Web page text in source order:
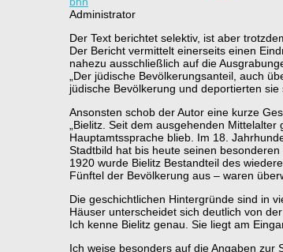
Administrator
Der Text berichtet selektiv, ist aber
Der Bericht vermittelt einerseits einen
nahezu ausschließlich auf die
„Der jüdische Bevölkerungsanteil, auch
jüdische Bevölkerung und deportierten
Ansonsten schob der Autor eine kurze
„Bielitz. Seit dem ausgehenden
Hauptamtssprache blieb. Im 18.
Stadtbild hat bis heute seinen besonderen
1920 wurde Bielitz Bestandteil des
Fünftel der Bevölkerung aus – waren
Die geschichtlichen Hintergründe sind in
Häuser unterscheidet sich deutlich von
Ich kenne Bielitz genau. Sie liegt am
Ich weise besonders auf die Angaben zur